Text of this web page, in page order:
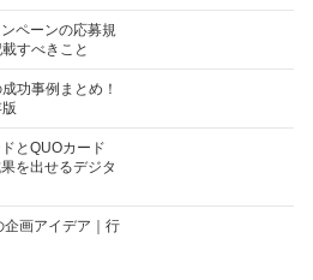
ペーンの応募規
すべきこと
功事例まとめ！
とQUOカード
を出せるデジタ
企画アイデア｜行